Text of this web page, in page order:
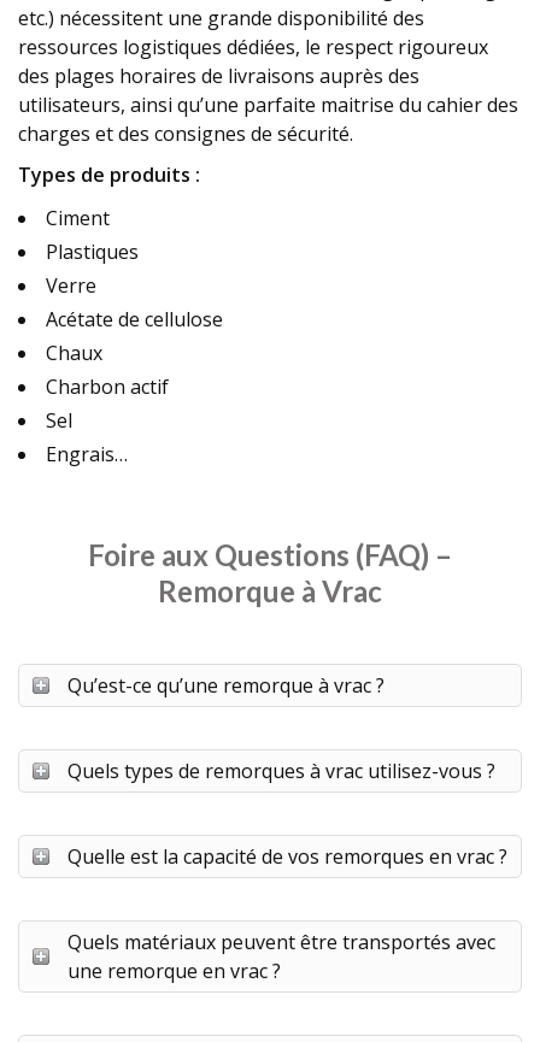
etc.) nécessitent une grande disponibilité des
ressources logistiques dédiées, le respect rigoureux
des plages horaires de livraisons auprès des
utilisateurs, ainsi qu’une parfaite maitrise du cahier des
charges et des consignes de sécurité.
Types de produits :
Ciment
Plastiques
Verre
Acétate de cellulose
Chaux
Charbon actif
Sel
Engrais…
Foire aux Questions (FAQ) –
Remorque à Vrac
Qu’est-ce qu’une remorque à vrac ?
Quels types de remorques à vrac utilisez-vous ?
Quelle est la capacité de vos remorques en vrac ?
Quels matériaux peuvent être transportés avec
une remorque en vrac ?